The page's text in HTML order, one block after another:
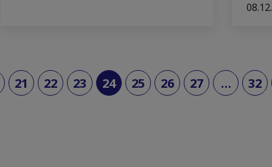
21 22 23 24(current)
25 26 27 … 32